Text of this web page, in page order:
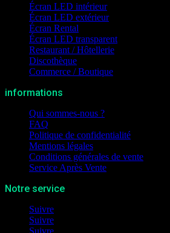
Écran LED intérieur
Écran LED extérieur
Écran Rental
Écran LED transparent
Restaurant / Hôtellerie
Discothèque
Commerce / Boutique
informations
Qui sommes-nous ?
FAQ
Politique de confidentialité
Mentions légales
Conditions générales de vente
Service Après Vente
Notre service
Suivre
Suivre
Suivre